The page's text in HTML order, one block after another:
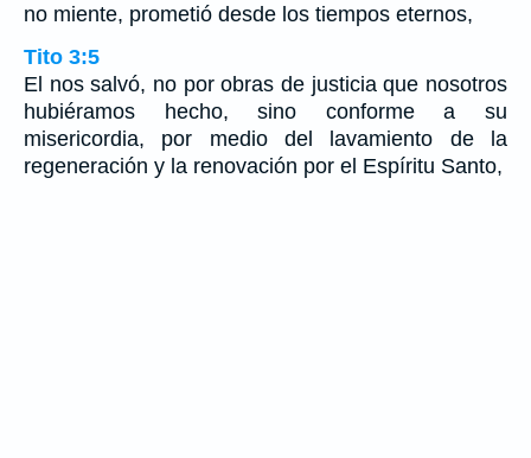
no miente, prometió desde los tiempos eternos,
Tito 3:5
El nos salvó, no por obras de justicia que nosotros
hubiéramos hecho, sino conforme a su
misericordia, por medio del lavamiento de la
regeneración y la renovación por el Espíritu Santo,